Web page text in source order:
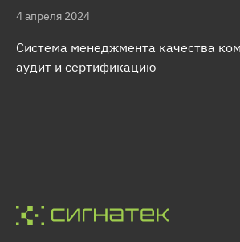
4 апреля 2024
Система менеджмента качества
аудит и сертификацию